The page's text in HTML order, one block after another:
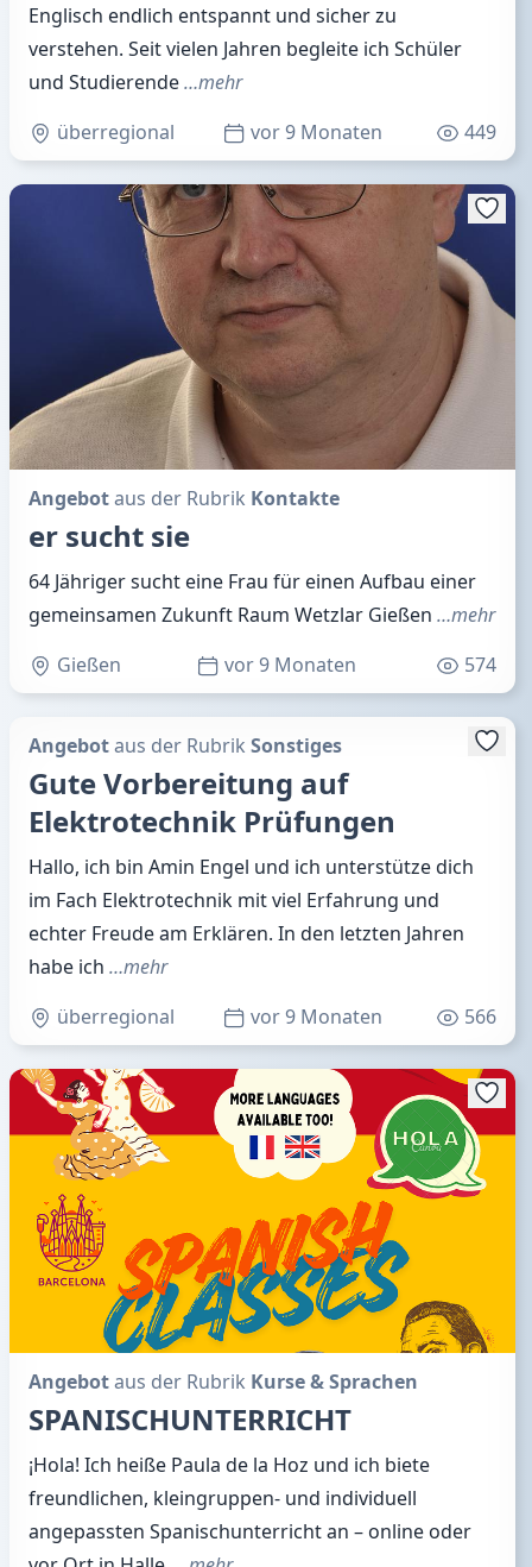
Englisch endlich entspannt und sicher zu
verstehen. Seit vielen Jahren begleite ich Schüler
und Studierende…mehr
überregional
vor 9 Monaten 449
Angebotaus der Rubrik Kontakte
er sucht sie
64 Jähriger sucht eine Frau für einen Aufbau einer
gemeinsamen Zukunft Raum Wetzlar Gießen …mehr
Gießen
vor 9 Monaten 574
Angebotaus der Rubrik Sonstiges
Gute Vorbereitung auf
Elektrotechnik Prüfungen
Hallo, ich bin Amin Engel und ich unterstütze dich
im Fach Elektrotechnik mit viel Erfahrung und
echter Freude am Erklären. In den letzten Jahren
habe ich …mehr
überregional
vor 9 Monaten 566
Angebotaus der Rubrik Kurse & Sprachen
SPANISCHUNTERRICHT
¡Hola! Ich heiße Paula de la Hoz und ich biete
freundlichen, kleingruppen- und individuell
angepassten Spanischunterricht an – online oder